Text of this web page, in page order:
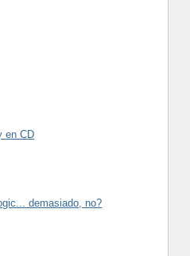
en CD
demasiado, no?